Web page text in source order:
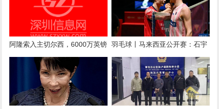
阿隆索入主切尔西，6000万英镑
后卫库库雷利亚被曝“1000%”离
队：新帅首考即至？
羽毛球丨马来西亚公开赛：石宇
奇晋级决赛